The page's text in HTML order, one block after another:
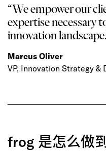
“We empower our
expertise necessary
innovation
Marcus Oliver
VP, Innovation Strategy &
frog 是怎么做